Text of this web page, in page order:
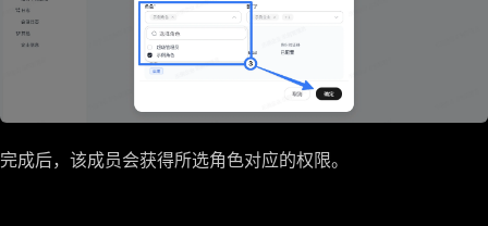
完成后，该成员会获得所选角色对应的权限。